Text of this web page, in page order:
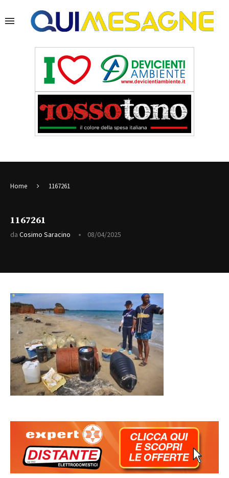
Home 1167261
1167261
da Cosimo Saracino 08/04/2025